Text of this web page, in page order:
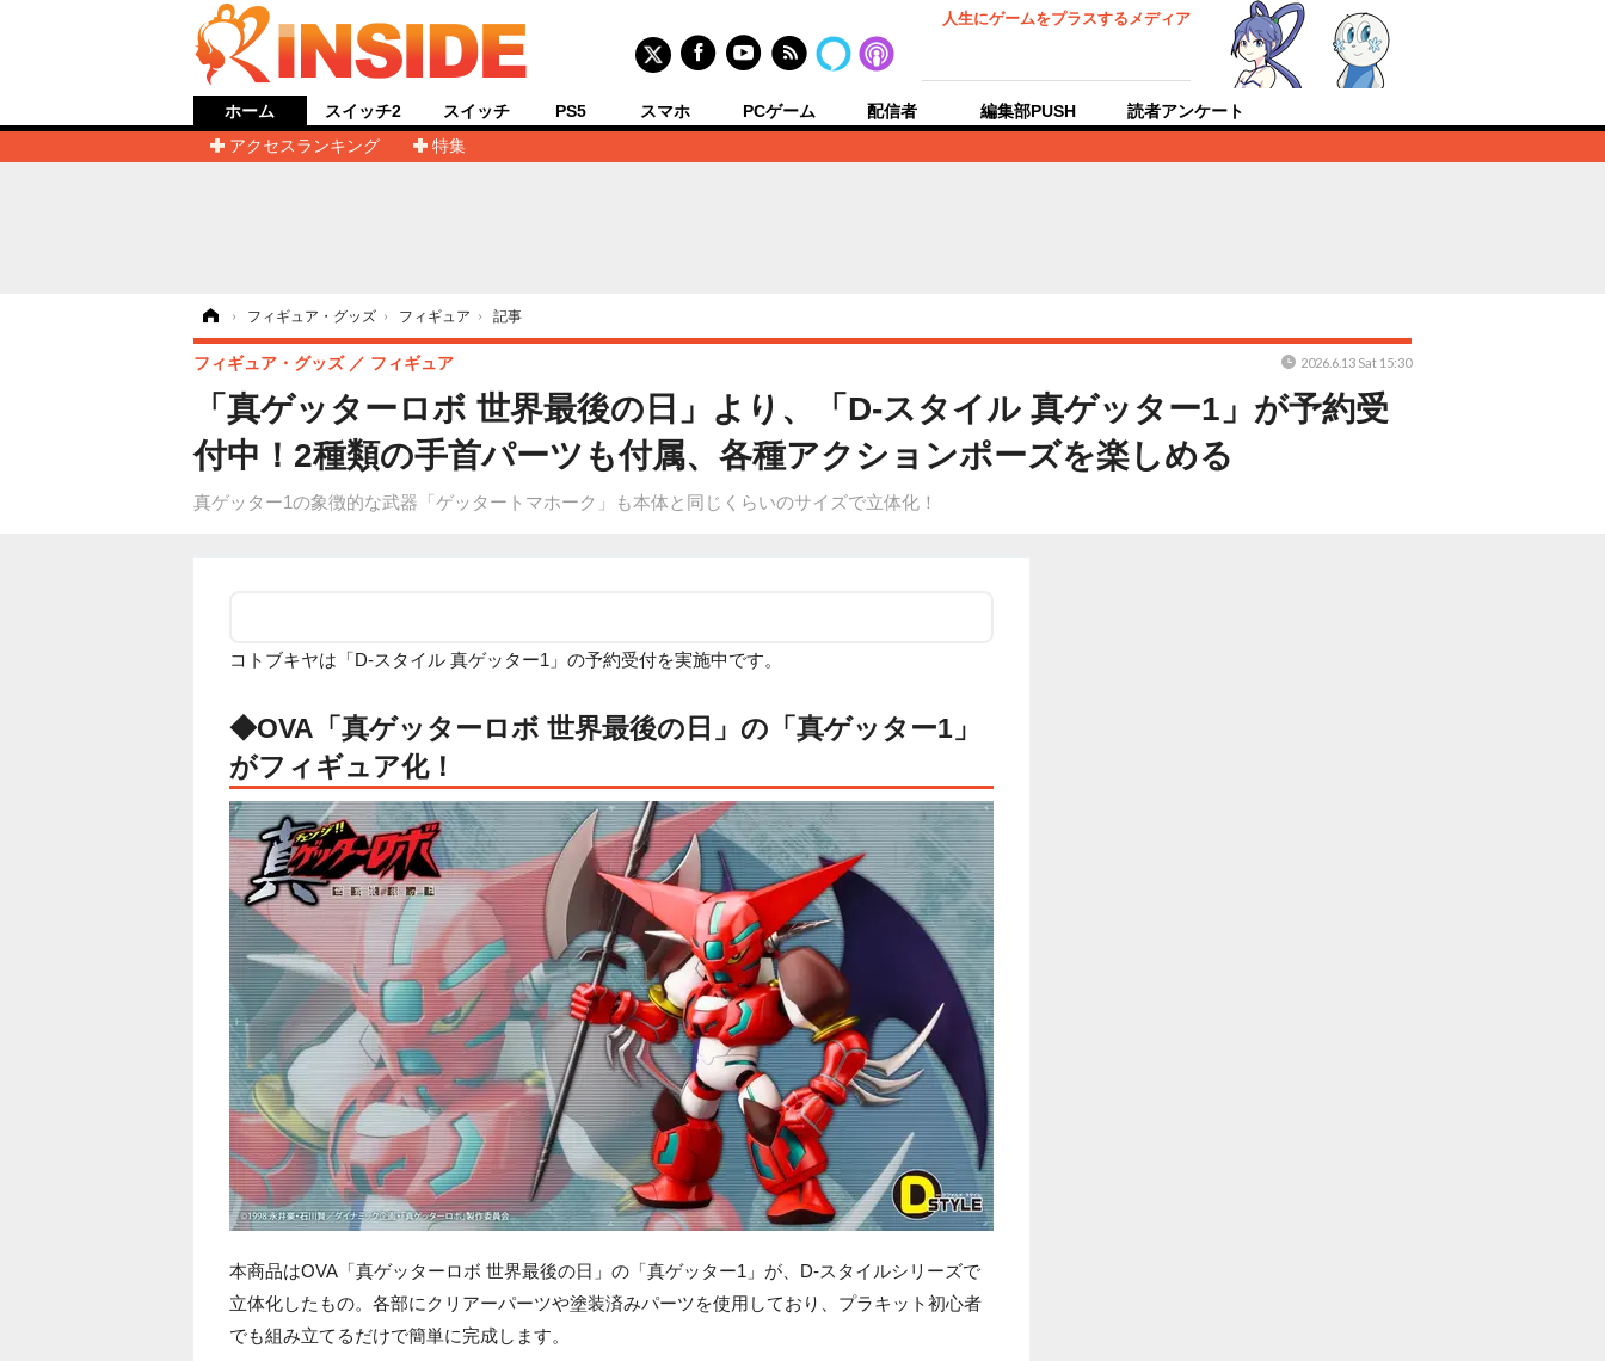
人生にゲームをプラスするメディア
ホーム
アクセスランキング
特集
スイッチ2 スイッチ PS5 スマホ PCゲーム 配信者 編集部PUSH 読者アンケート
› フィギュア・グッズ › フィギュア › 記事
「真ゲッターロボ 世界最後の日」より、「D-スタイル 真ゲッター1」が予約受
付中！2種類の手首パーツも付属、各種アクションポーズを楽しめる
真ゲッター1の象徴的な武器「ゲッタートマホーク」も本体と同じくらいのサイズで立体化！
フィギュア・グッズ フィギュア 2026.6.13 Sat 15:30
コトブキヤは「D-スタイル 真ゲッター1」の予約受付を実施中です。
◆OVA「真ゲッターロボ 世界最後の日」の「真ゲッター1」
がフィギュア化！
本商品はOVA「真ゲッターロボ 世界最後の日」の「真ゲッター1」が、D-スタイルシリーズで
立体化したもの。各部にクリアーパーツや塗装済みパーツを使用しており、プラキット初心者
でも組み立てるだけで簡単に完成します。